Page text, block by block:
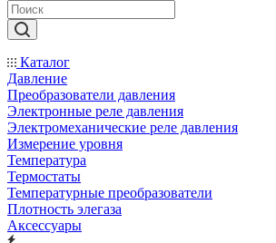
Каталог
Давление
Преобразователи давления
Электронные реле давления
Электромеханические реле давления
Измерение уровня
Температура
Термостаты
Температурные преобразователи
Плотность элегаза
Аксессуары